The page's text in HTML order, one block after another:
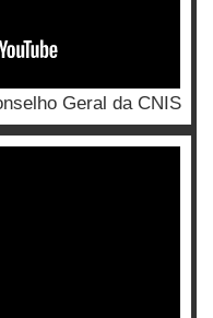
Geral da CNIS